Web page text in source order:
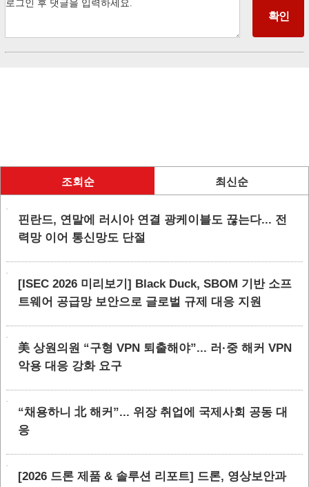
조회순 최신순
핀란드, 연말에 러시아 연결 광케이블도 끊는다... 전
력망 이어 통신망도 단절
[ISEC 2026 미리보기] Black Duck, SBOM 기반 소프
트웨어 공급망 보안으로 글로벌 규제 대응 지원
美 상원의원 “구형 VPN 퇴출해야”... 러·중 해커 VPN
악용 대응 강화 요구
“채용하니 北 해커”... 위장 취업에 국제사회 공동 대
응
[2026 드론 제품 & 솔루션 리포트] 드론, 영상보안과